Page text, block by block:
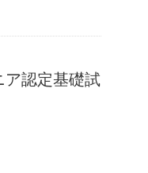
認定基礎試